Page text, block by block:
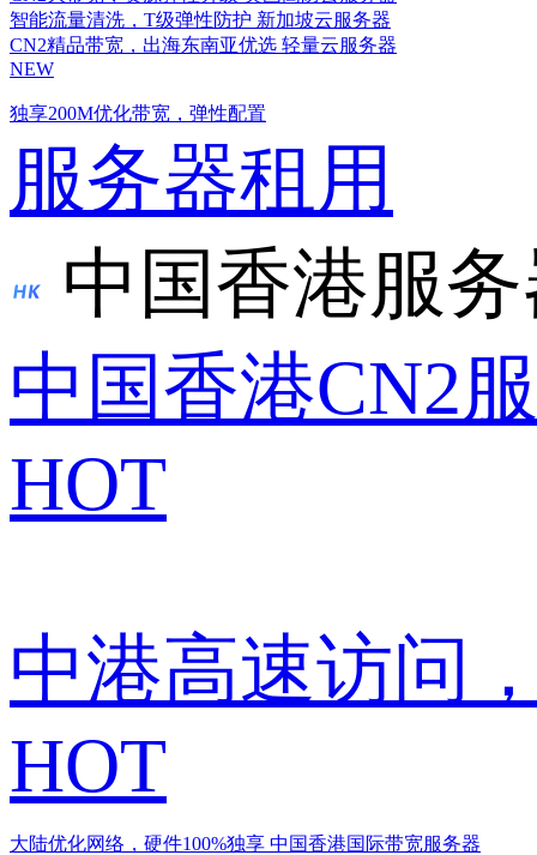
智能流量清洗，T级弹性防护 新加坡云服务器
CN2精品带宽，出海东南亚优选 轻量云服务器
NEW
独享200M优化带宽，弹性配置
服务器租用
中国香港服
中国香港CN2
HOT
中港高速访问
HOT
大陆优化网络，硬件100%独享 中国香港国际带宽服务器